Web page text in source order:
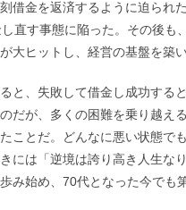
借金を返済するように迫られ
直す事態に陥った。その後も
大ヒットし、経営の基盤を築
と、失敗して借金し成功する
だが、多くの困難を乗り越え
ことだ。どんなに悪い状態で
には「逆境は誇り高き人生な
み始め、70代となった今でも